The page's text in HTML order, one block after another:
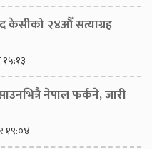
केसीको २४औँ सत्याग्रह
१५:१३
साउनभित्रै नेपाल फर्कने, जारी
१९:०४